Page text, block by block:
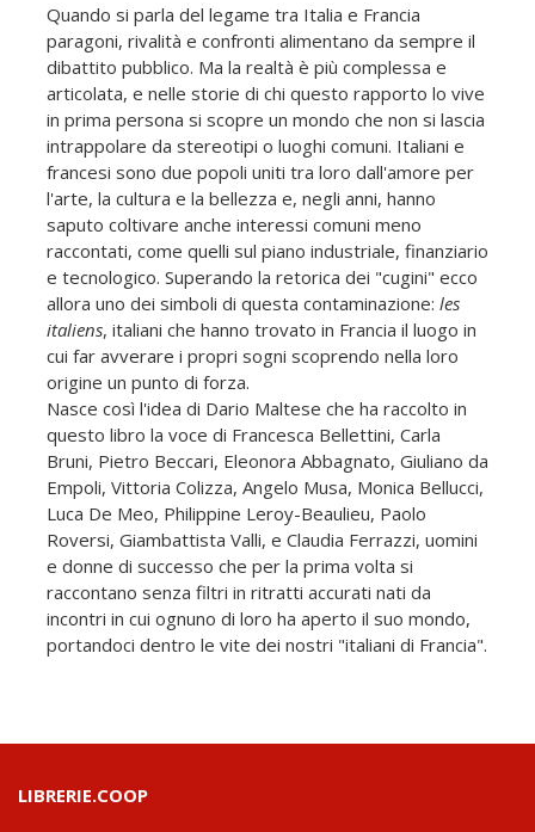
Quando si parla del legame tra Italia e Francia
paragoni, rivalità e confronti alimentano da sempre il
dibattito pubblico. Ma la realtà è più complessa e
articolata, e nelle storie di chi questo rapporto lo vive
in prima persona si scopre un mondo che non si lascia
intrappolare da stereotipi o luoghi comuni. Italiani e
francesi sono due popoli uniti tra loro dall'amore per
l'arte, la cultura e la bellezza e, negli anni, hanno
saputo coltivare anche interessi comuni meno
raccontati, come quelli sul piano industriale, finanziario
e tecnologico. Superando la retorica dei "cugini" ecco
allora uno dei simboli di questa contaminazione: les
italiens, italiani che hanno trovato in Francia il luogo in
cui far avverare i propri sogni scoprendo nella loro
origine un punto di forza.
Nasce così l'idea di Dario Maltese che ha raccolto in
questo libro la voce di Francesca Bellettini, Carla
Bruni, Pietro Beccari, Eleonora Abbagnato, Giuliano da
Empoli, Vitto­ria Colizza, Angelo Musa, Monica Bellucci,
Luca De Meo, Philippine Leroy-Beaulieu, Paolo
Roversi, Giambat­tista Valli, e Claudia Ferrazzi, uomini
e donne di successo che per la prima volta si
raccontano senza filtri in ritratti accurati nati da
incontri in cui ognuno di loro ha aperto il suo mondo,
portandoci dentro le vite dei nostri "italiani di Francia".
LIBRERIE.COOP